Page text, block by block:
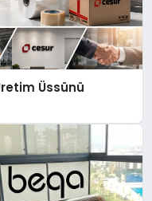
Üssünü